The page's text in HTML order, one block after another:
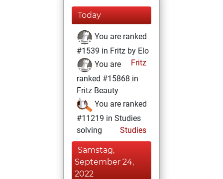
Today
You are ranked
#1539 in Fritz by Elo
Fritz
You are
ranked #15868 in
Fritz Beauty
You are ranked
#11219 in Studies
solving
Studies
Samstag,
September 24,
2022